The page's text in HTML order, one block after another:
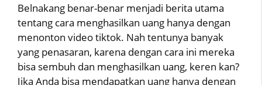
Belnakang benar-benar menjadi berita utama
tentang cara menghasilkan uang hanya dengan
menonton video tiktok. Nah tentunya banyak
yang penasaran, karena dengan cara ini mereka
bisa sembuh dan menghasilkan uang, keren kan?
Jika Anda bisa mendapatkan uang hanya dengan